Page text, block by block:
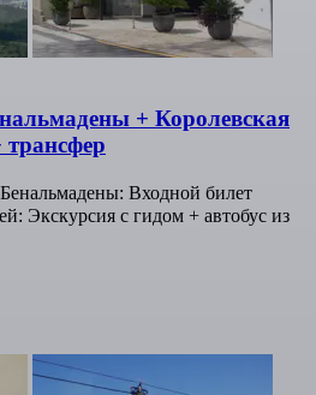
+ Королевская
трансфер
Входной билет
Экскурсия с гидом + автобус из